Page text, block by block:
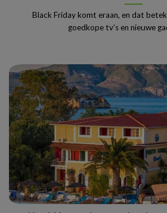
Black Friday komt eraan, en dat
goedkope tv’s en nieuwe